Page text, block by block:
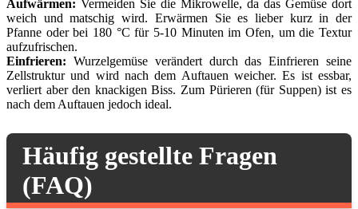
Aufwärmen: Vermeiden Sie die Mikrowelle, da das Gemüse dort
weich und matschig wird. Erwärmen Sie es lieber kurz in der
Pfanne oder bei 180 °C für 5-10 Minuten im Ofen, um die Textur
aufzufrischen.
Einfrieren: Wurzelgemüse verändert durch das Einfrieren seine
Zellstruktur und wird nach dem Auftauen weicher. Es ist essbar,
verliert aber den knackigen Biss. Zum Pürieren (für Suppen) ist es
nach dem Auftauen jedoch ideal.
Häufig gestellte Fragen
(FAQ)